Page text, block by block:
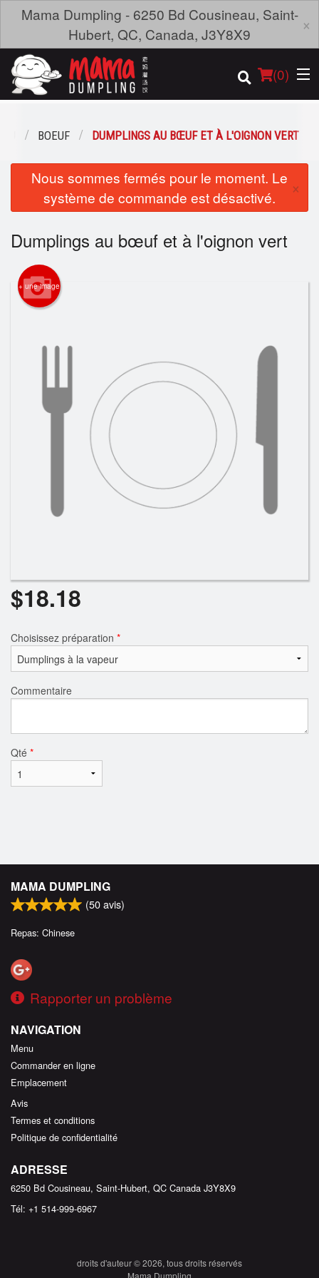
Mama Dumpling - 6250 Bd Cousineau, Saint-
Hubert, QC, Canada, J3Y8X9
×
(0)
Commander en ligne
Emplacement
Français
Connection
Inscription
Rechercher
BOEUF DUMPLINGS AU BŒUF ET À L'OIGNON VERT
Nous sommes fermés pour le moment. Le
système de commande est désactivé.
×
Dumplings au bœuf et à l'oignon vert
+ une image
$18.18
Choisissez préparation *
Commentaire
Qté *
MAMA DUMPLING
(50avis)
Repas: Chinese
Rapporter un problème
NAVIGATION
Menu
Commander en ligne
Emplacement
Avis
Termes et conditions
Politique de confidentialité
ADRESSE
6250 Bd Cousineau, Saint-Hubert, QC Canada J3Y8X9
Tél: +1 514-999-6967
droits d'auteur © 2026, tous droits réservés
Mama Dumpling